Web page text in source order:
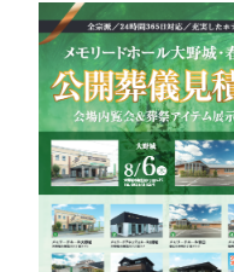
施設案内
お知らせ
資料請求